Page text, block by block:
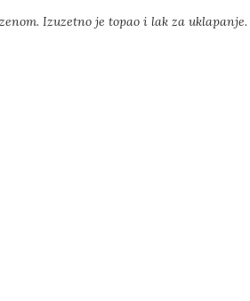
Izuzetno je topao i lak za